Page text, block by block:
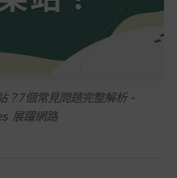
？7個常見問題完整解析 -
展躍網路